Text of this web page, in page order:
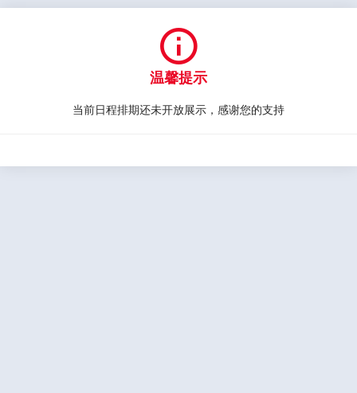

温馨提示
当前日程排期还未开放展示，感谢您的支持